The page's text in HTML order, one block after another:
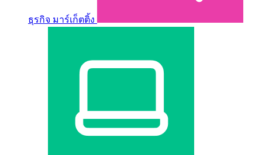
ธุรกิจ มาร์เก็ตติ้ง